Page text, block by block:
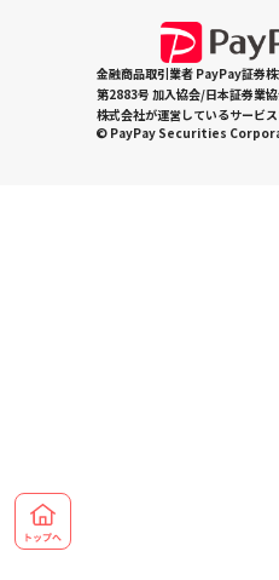
金融商品取引業者 PayPay証券株
第2883号 加入協会/日本証券業
株式会社が運営しているサービ
© PayPay Securities